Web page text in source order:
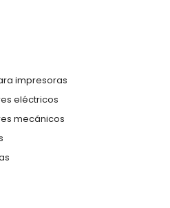
impresoras
eléctricos
mecánicos